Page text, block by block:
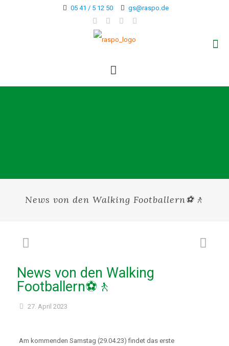
05 41 / 5 12 50 gs@raspo.de
News von den Walking Footballern⚽🚶
News von den Walking
Footballern⚽🚶
27. April 2023
Am kommenden Samstag (29.04.23) findet das erste